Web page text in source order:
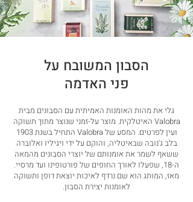
הסבון המשובח על
פני האדמה
גלי את מהות האומנות האמיתית עם הסבונים מבית
Valobra האיטלקית. מוצר על-זמני שנוצר מתוך תשוקה
ועין לפרטים. המסע של Valobra התחיל בשנת 1903
בלב ג'נובה שבאיטליה, והוקם על ידי ויגיליו ואלוברה
ששאף לשמר את אומנותם של יוצרי הסבונים מהמאה
ה-18, שפעלו לאורך החופים של פורטופינו ועד מרסיי.
מאז, המותג הוא שם נרדף לאיכות יוצאת דופן ותשוקה
לאומנות יצירת הסבון.